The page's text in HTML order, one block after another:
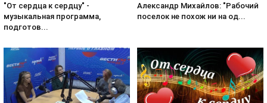
"От сердца к сердцу" -
музыкальная программа,
подготов...
Александр Михайлов: "Рабочий
поселок не похож ни на од...